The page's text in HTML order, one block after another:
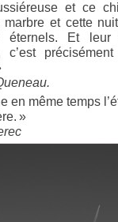
et ce
et cette
Et leur
c’est
en même temps
»